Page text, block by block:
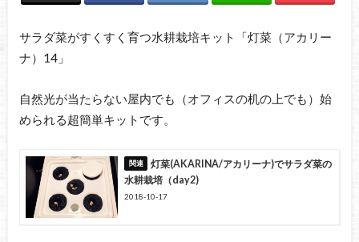
サラダ菜がすくすく育つ水耕栽培キット「灯菜（アカリー
ナ）14」
自然光が当たらない屋内でも（オフィスの机の上でも）始
められる超簡単キットです。
灯菜(AKARINA/アカリーナ)でサラダ菜の
水耕栽培（day2)
2018-10-17